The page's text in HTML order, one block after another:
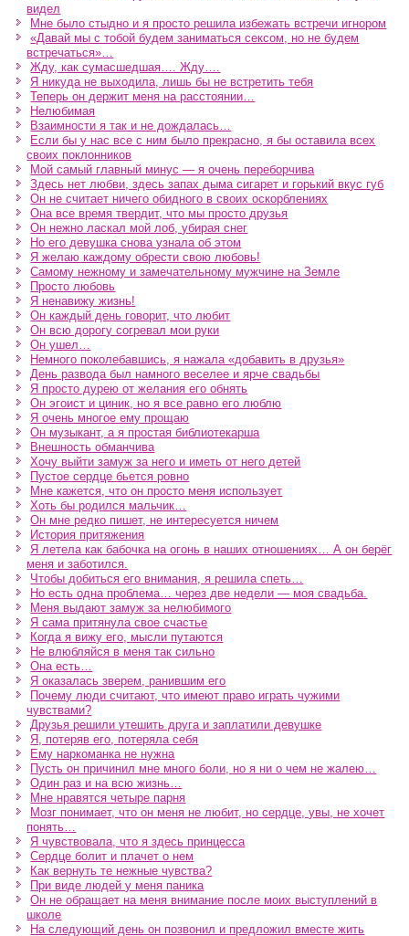
видел
Мне было стыдно и я просто решила избежать встречи игнором
«Давай мы с тобой будем заниматься сексом, но не будем
встречаться»…
Жду, как сумасшедшая…. Жду….
Я никуда не выходила, лишь бы не встретить тебя
Теперь он держит меня на расстоянии…
Нелюбимая
Взаимности я так и не дождалась…
Если бы у нас все с ним было прекрасно, я бы оставила всех
своих поклонников
Мой самый главный минус — я очень переборчива
Здесь нет любви, здесь запах дыма сигарет и горький вкус губ
Он не считает ничего обидного в своих оскорблениях
Она все время твердит, что мы просто друзья
Он нежно ласкал мой лоб, убирая снег
Но его девушка снова узнала об этом
Я желаю каждому обрести свою любовь!
Самому нежному и замечательному мужчине на Земле
Просто любовь
Я ненавижу жизнь!
Он каждый день говорит, что любит
Он всю дорогу согревал мои руки
Он ушел…
Немного поколебавшись, я нажала «добавить в друзья»
День развода был намного веселее и ярче свадьбы
Я просто дурею от желания его обнять
Он эгоист и циник, но я все равно его люблю
Я очень многое ему прощаю
Он музыкант, а я простая библиотекарша
Внешность обманчива
Хочу выйти замуж за него и иметь от него детей
Пустое сердце бьется ровно
Мне кажется, что он просто меня использует
Хоть бы родился мальчик…
Он мне редко пишет, не интересуется ничем
История притяжения
Я летела как бабочка на огонь в наших отношениях… А он берёг
меня и заботился.
Чтобы добиться его внимания, я решила спеть…
Но есть одна проблема… через две недели — моя свадьба.
Меня выдают замуж за нелюбимого
Я сама притянула свое счастье
Когда я вижу его, мысли путаются
Не влюбляйся в меня так сильно
Она есть…
Я оказалась зверем, ранившим его
Почему люди считают, что имеют право играть чужими
чувствами?
Друзья решили утешить друга и заплатили девушке
Я, потеряв его, потеряла себя
Ему наркоманка не нужна
Пусть он причинил мне много боли, но я ни о чем не жалею…
Один раз и на всю жизнь…
Мне нравятся четыре парня
Мозг понимает, что он меня не любит, но сердце, увы, не хочет
понять…
Я чувствовала, что я здесь принцесса
Сердце болит и плачет о нем
Как вернуть те нежные чувства?
При виде людей у меня паника
Он не обращает на меня внимание после моих выступлений в
школе
На следующий день он позвонил и предложил вместе жить